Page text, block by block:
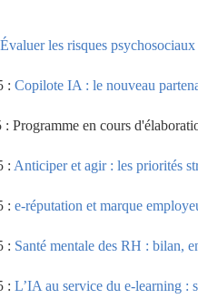
Évaluer les risques
: Copilote IA : le nouveau
: Programme en cours
: Anticiper et agir : les priorités
: e-réputation et marque
: Santé mentale des RH : bilan,
: L’IA au service du e-learning :